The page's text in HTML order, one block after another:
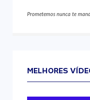
Prometemos nunca te
MELHORES